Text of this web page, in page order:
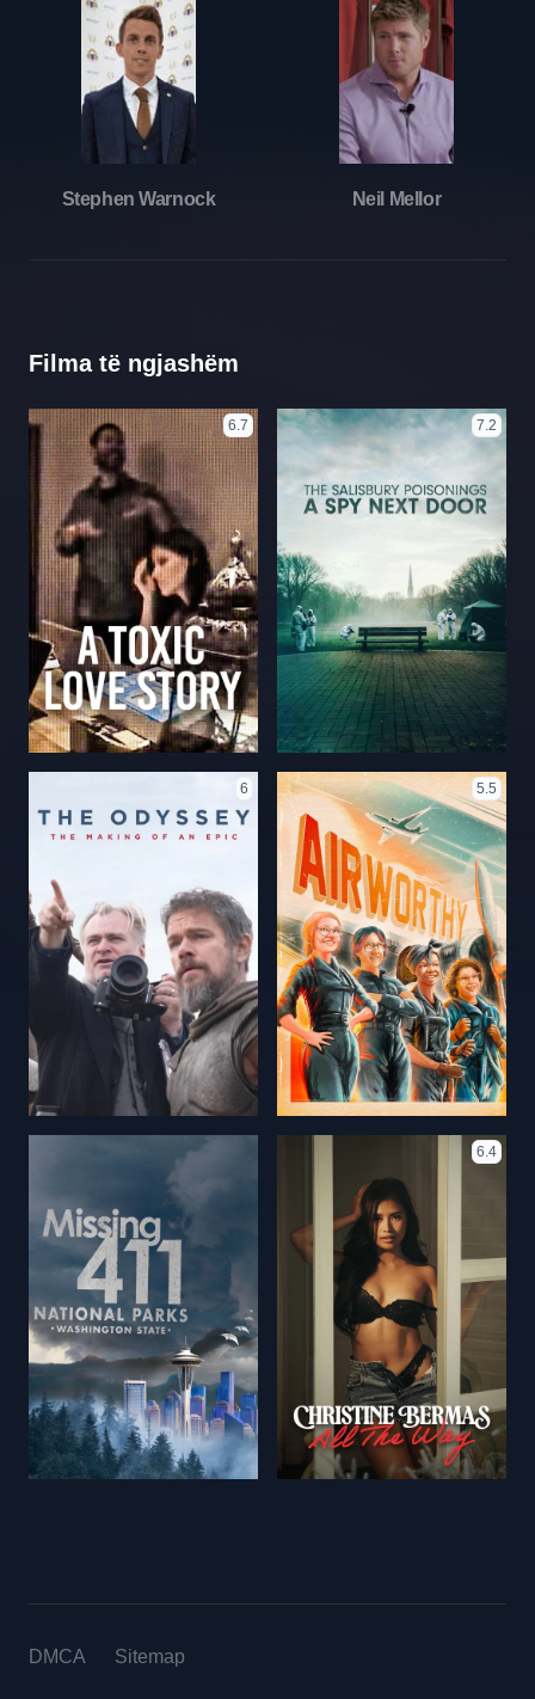
Stephen Warnock Neil Mellor
Filma të ngjashëm
6.7 7.2
6 5.5
6.4
DMCA Sitemap